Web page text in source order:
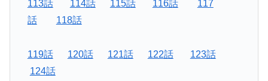
113話 114話 115話 116話
117
話
118話
119話 120話 121話 122話
123話
124話